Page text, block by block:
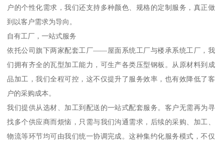
户的个性化需求，我们还支持多种颜色、规格的定制服务，真正做
到以客户需求为导向。
自有工厂，一站式服务
依托公司旗下两家配套工厂——屋面系统工厂与楼承系统工厂，我
们拥有齐全的瓦型加工能力，可生产各类压型钢板。从原材料到成
品加工，我们全程可控，这不仅提升了服务效率，也有效降低了客
户的采购成本。
我们提供从选材、加工到配送的一站式配套服务。客户无需再为寻
找多个供应商而烦恼，只需与我们沟通需求，后续的采购、加工、
物流等环节均可由我们统一协调完成。这种集约化服务模式，不仅